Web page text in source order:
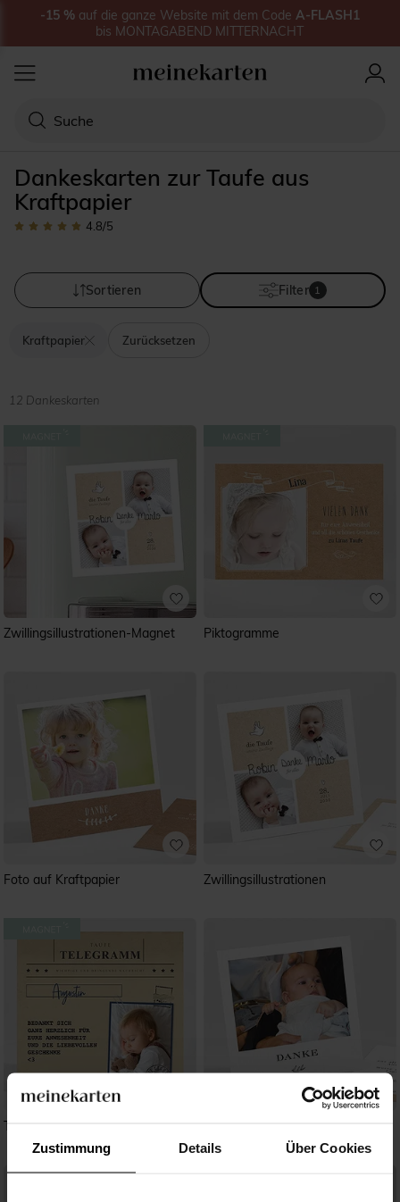
Zustimmung Details Über Cookies
Dankeskarten zur Taufe aus
Kraftpapier
4.8/5
Sortieren Filter 1
Kraftpapier Zurücksetzen
12 Dankeskarten
Zwillingsillustrationen-Magnet Piktogramme
Foto auf Kraftpapier Zwillingsillustrationen
Telegramm zur Taufe
-15 % auf die ganze Website mit dem Code A-FLASH1
bis MONTAGABEND MITTERNACHT